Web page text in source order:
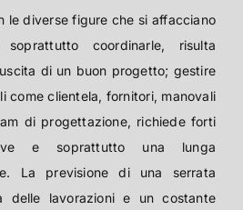
le diverse figure che si affacciano
coordinarle, risulta
di un buon progetto; gestire
come clientela, fornitori, manovali
di progettazione, richiede forti
e soprattutto una lunga
La previsione di una serrata
delle lavorazioni e un costante